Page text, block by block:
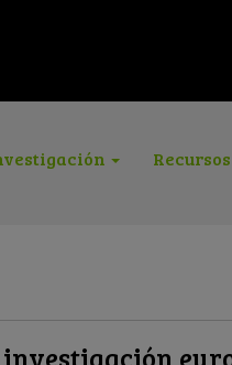
Recursos
investigación